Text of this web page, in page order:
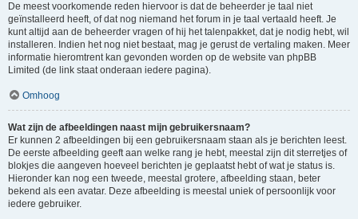
De meest voorkomende reden hiervoor is dat de beheerder je taal niet
geïnstalleerd heeft, of dat nog niemand het forum in je taal vertaald heeft. Je
kunt altijd aan de beheerder vragen of hij het talenpakket, dat je nodig hebt, wil
installeren. Indien het nog niet bestaat, mag je gerust de vertaling maken. Meer
informatie hieromtrent kan gevonden worden op de website van phpBB
Limited (de link staat onderaan iedere pagina).
Omhoog
Wat zijn de afbeeldingen naast mijn gebruikersnaam?
Er kunnen 2 afbeeldingen bij een gebruikersnaam staan als je berichten leest.
De eerste afbeelding geeft aan welke rang je hebt, meestal zijn dit sterretjes of
blokjes die aangeven hoeveel berichten je geplaatst hebt of wat je status is.
Hieronder kan nog een tweede, meestal grotere, afbeelding staan, beter
bekend als een avatar. Deze afbeelding is meestal uniek of persoonlijk voor
iedere gebruiker.